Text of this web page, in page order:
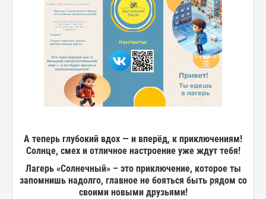
А теперь глубокий вдох — и вперёд, к приключениям!
Солнце, смех и отличное настроение уже ждут тебя!
Лагерь «Солнечный» – это приключение, которое ты
запомнишь надолго, главное не бояться быть рядом со
своими новыми друзьями!